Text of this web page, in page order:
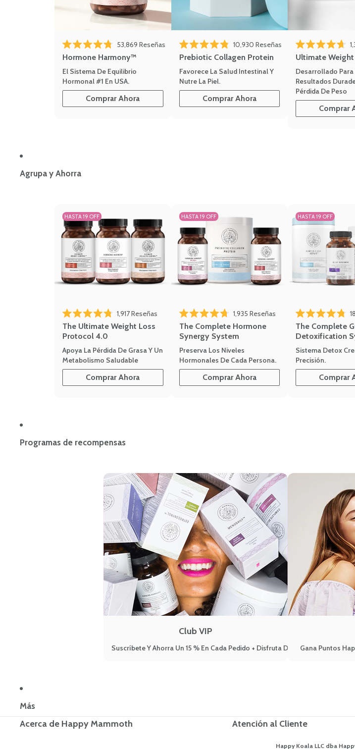
53,869 Reseñas
Hormone Harmony™
El Sistema De Equilibrio
Hormonal #1 En USA.
Comprar Ahora
Calificado 4.8 de 5 estrellas
10,930 Reseñas
Prebiotic Collagen Protein
Favorece La Salud Intestinal Y
Nutre La Piel.
Comprar Ahora
Calificado 4.7 de 5
Ultimate
Desarrollado
Resultados
Pérdida De Peso
Comprar
Agrupa y Ahorra
HASTA 19 OFF
Calificado 4.8 de 5 estrellas
1,917Reseñas
The Ultimate Weight Loss
Protocol 4.0
Apoya La Pérdida De Grasa Y Un
Metabolismo Saludable
Comprar Ahora
HASTA 19 OFF
Calificado 4.7 de 5 estrellas
1,935 Reseñas
The Complete Hormone
Synergy System
Preserva Los Niveles
Hormonales De Cada Persona.
Comprar Ahora
HASTA 19 OFF
Calificado 4.8 de 5
The Complete
Detoxification
Sistema Detox
Precisión.
Comprar
Programas de recompensas
Club VIP
Suscríbete Y Ahorra Un 15 % En Cada Pedido + Disfruta De Ventajas VIP
Gana Puntos
Más
Acerca de Happy Mammoth Atención al Cliente
Happy Koala LLC dba